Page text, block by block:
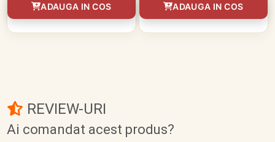
ADAUGA IN COS ADAUGA IN COS
REVIEW-URI
Ai comandat acest produs?